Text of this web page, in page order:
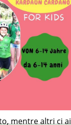
mentre altri